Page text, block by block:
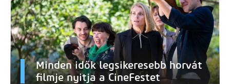
Minden idők legsikeresebb horvát
filmje nyitja a CineFestet